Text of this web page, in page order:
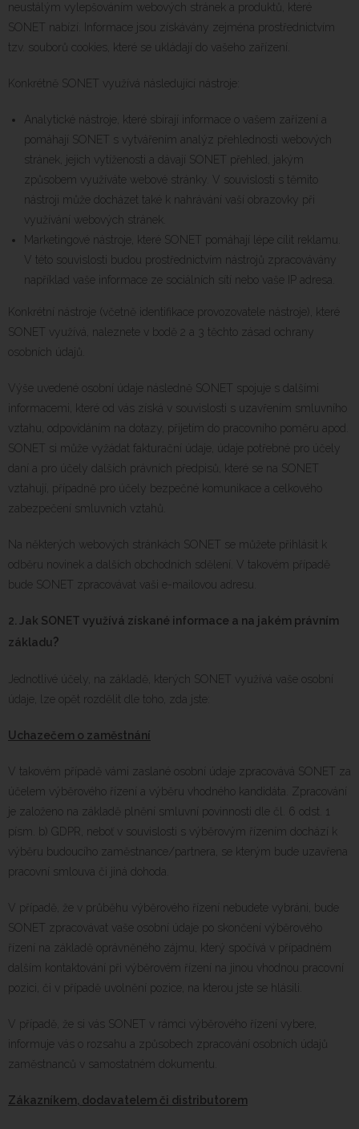
neustálým vylepšováním webových stránek a produktů, které
SONET nabízí. Informace jsou získávány zejména prostřednictvím
tzv. souborů cookies, které se ukládají do vašeho zařízení.
Konkrétně SONET využívá následující nástroje:
Analytické nástroje, které sbírají informace o vašem zařízení a
pomáhají SONET s vytvářením analýz přehlednosti webových
stránek, jejich vytíženosti a dávají SONET přehled, jakým
způsobem využíváte webové stránky. V souvislosti s těmito
nástroji může docházet také k nahrávání vaší obrazovky při
využívání webových stránek.
Marketingové nástroje, které SONET pomáhají lépe cílit reklamu.
V této souvislosti budou prostřednictvím nástrojů zpracovávány
například vaše informace ze sociálních sítí nebo vaše IP adresa.
Konkrétní nástroje (včetně identifikace provozovatele nástroje), které
SONET využívá, naleznete v bodě 2 a 3 těchto zásad ochrany
osobních údajů.
Výše uvedené osobní údaje následně SONET spojuje s dalšími
informacemi, které od vás získá v souvislosti s uzavřením smluvního
vztahu, odpovídáním na dotazy, přijetím do pracovního poměru apod.
SONET si může vyžádat fakturační údaje, údaje potřebné pro účely
daní a pro účely dalších právních předpisů, které se na SONET
vztahují, případně pro účely bezpečné komunikace a celkového
zabezpečení smluvních vztahů.
Na některých webových stránkách SONET se můžete přihlásit k
odběru novinek a dalších obchodních sdělení. V takovém případě
bude SONET zpracovávat vaši e-mailovou adresu.
2.
Jak SONET využívá získané informace a na jakém právním
základu?
Jednotlivé účely, na základě, kterých SONET využívá vaše osobní
údaje, lze opět rozdělit dle toho, zda jste:
Uchazečem o zaměstnání
V takovém případě vámi zaslané osobní údaje zpracovává SONET za
účelem výběrového řízení a výběru vhodného kandidáta. Zpracování
je založeno na základě plnění smluvní povinnosti dle čl. 6 odst. 1
písm. b) GDPR, neboť v souvislosti s výběrovým řízením dochází k
výběru budoucího zaměstnance/partnera, se kterým bude uzavřena
pracovní smlouva či jiná dohoda.
V případě, že v průběhu výběrového řízení nebudete vybráni, bude
SONET zpracovávat vaše osobní údaje po skončení výběrového
řízení na základě oprávněného zájmu, který spočívá v případném
dalším kontaktování při výběrovém řízení na jinou vhodnou pracovní
pozici, či v případě uvolnění pozice, na kterou jste se hlásili.
V případě, že si vás SONET v rámci výběrového řízení vybere,
informuje vás o rozsahu a způsobech zpracování osobních údajů
zaměstnanců v samostatném dokumentu.
Zákazníkem, dodavatelem či distributorem